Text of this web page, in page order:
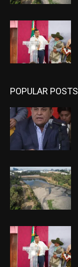
POPULAR POSTS